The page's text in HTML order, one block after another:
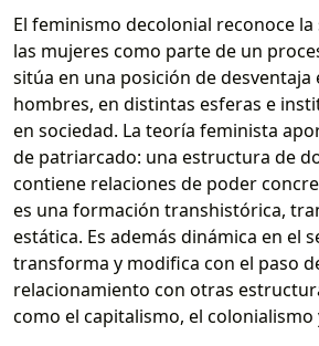
El feminismo decolonial reconoce
las mujeres como parte de un
sitúa en una posición de desventaja
hombres, en distintas esferas e
en sociedad. La teoría feminista
de patriarcado: una estructura de
contiene relaciones de poder
es una formación transhistórica,
estática. Es además dinámica en el
transforma y modifica con el paso
relacionamiento con otras
como el capitalismo, el